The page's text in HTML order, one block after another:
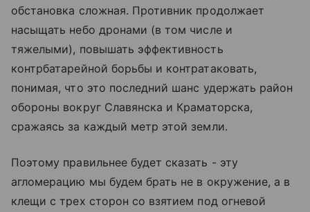
обстановка сложная. Противник продолжает
насыщать небо дронами (в том числе и
тяжелыми), повышать эффективность
контрбатарейной борьбы и контратаковать,
понимая, что это последний шанс удержать район
обороны вокруг Славянска и Краматорска,
сражаясь за каждый метр этой земли.
Поэтому правильнее будет сказать - эту
агломерацию мы будем брать не в окружение, а в
клещи с трех сторон со взятием под огневой